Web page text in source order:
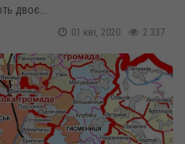
двоє...
2 337
01 кві, 2020